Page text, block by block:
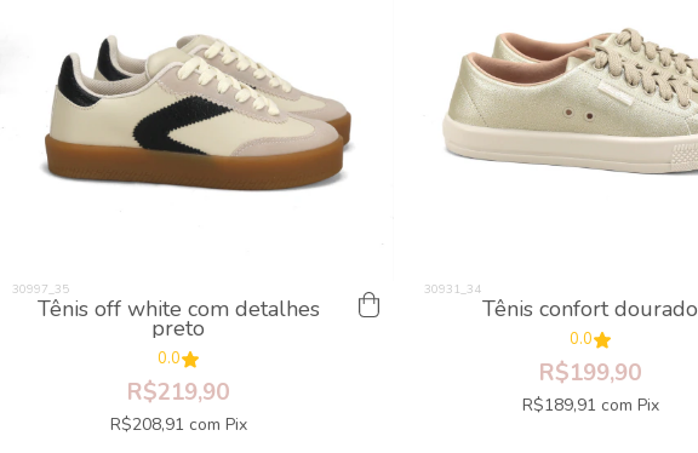
Tênis off white com detalhes
preto
0.0
R$219,90
R$208,91 com Pix
Tênis confort dourado
0.0
R$199,90
R$189,91 com Pix